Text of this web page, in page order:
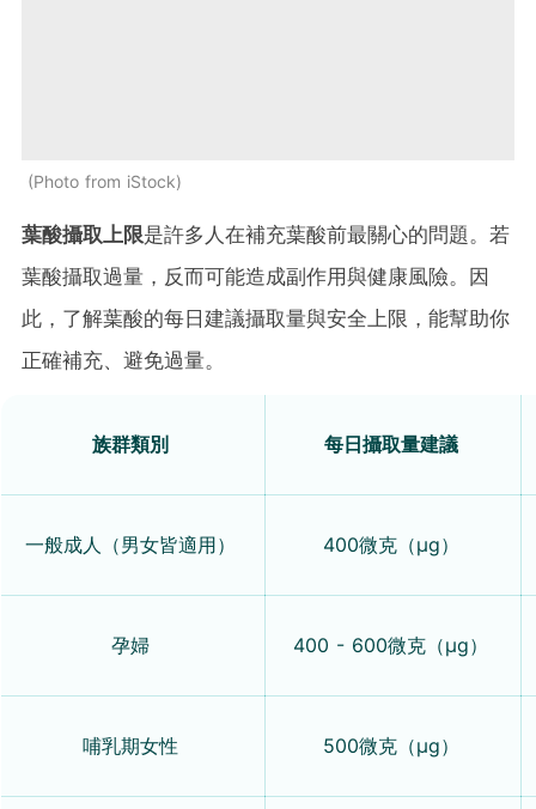
Photo from iStock
葉酸攝取上限是許多人在補充葉酸前最關心的問題。若
葉酸攝取過量，反而可能造成副作用與健康風險。因
此，了解葉酸的每日建議攝取量與安全上限，能幫助你
正確補充、避免過量。
族群類別 每日攝取量建議
一般成人（男女皆適用） 400微克（μg）
孕婦 400 - 600微克（μg）
哺乳期女性 500微克（μg）